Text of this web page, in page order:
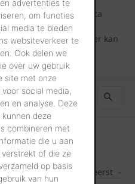
advertenties te
om functies
media te bieden
websiteverkeer te
Ook delen we
over uw gebruik
site met onze
social media,
en analyse. Deze
deze
combineren met
die u aan
of die ze
op basis
van hun
is met deze Terca
die u hieronder kan
Nieuwste eerst